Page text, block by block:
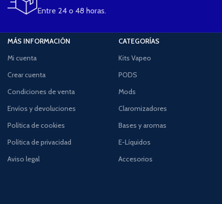
Entre 24 o 48 horas.
MÁS INFORMACIÓN
Mi cuenta
Crear cuenta
Condiciones de venta
Envíos y devoluciones
Política de cookies
Política de privacidad
Aviso legal
CATEGORÍAS
Kits Vapeo
PODS
Mods
Claromizadores
Bases y aromas
E-Líquidos
Accesorios